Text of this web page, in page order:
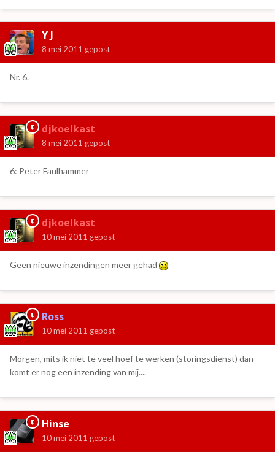
Y J
8 mei 2011 gepost
Nr. 6.
djkoelkast
8 mei 2011 gepost
6: Peter Faulhammer
djkoelkast
10 mei 2011 gepost
Geen nieuwe inzendingen meer gehad
Ross
10 mei 2011 gepost
Morgen, mits ik niet te veel hoef te werken (storingsdienst) dan
komt er nog een inzending van mij....
Hinse
10 mei 2011 gepost